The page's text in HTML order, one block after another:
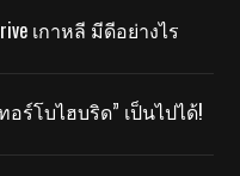
เกาหลี มีดีอย่างไร
อร์โบไฮบริด” เป็นไปได้!